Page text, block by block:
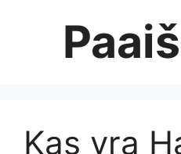
Kas yra